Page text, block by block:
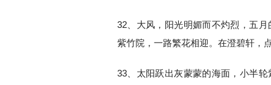
32、大风，阳光明媚而不灼烈，五
紫竹院，一路繁花相迎。在澄碧轩，
33、太阳跃出灰蒙蒙的海面，小半